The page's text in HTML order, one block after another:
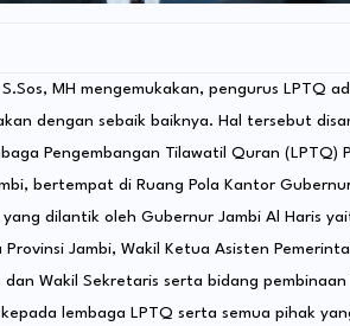
MH mengemukakan, pengurus LPTQ
dengan sebaik baiknya. Hal tersebut
Pengembangan Tilawatil Quran (LPTQ)
bertempat di Ruang Pola Kantor
dilantik oleh Gubernur Jambi Al Haris
Jambi, Wakil Ketua Asisten
Wakil Sekretaris serta bidang pembinaan
lembaga LPTQ serta semua pihak